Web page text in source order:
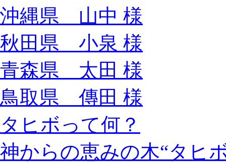
沖縄県 山中 様
秋田県 小泉 様
青森県 太田 様
鳥取県 傳田 様
タヒボって何？
神からの恵みの木“タヒ